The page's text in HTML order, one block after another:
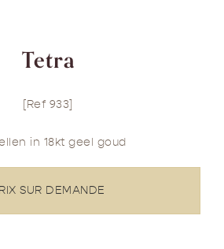
Tetra
[Ref 933]
in 18kt geel goud
SUR DEMANDE